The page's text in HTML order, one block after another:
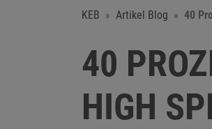
KEB Artikel Blog 40
40
HIGH